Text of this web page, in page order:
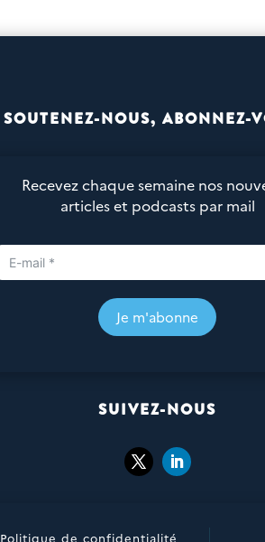
SOUTENEZ-NOUS, ABONNEZ-
Recevez chaque semaine nos
articles et podcasts par mail
Je m'abonne
SUIVEZ-NOUS
Politique de confidentialité